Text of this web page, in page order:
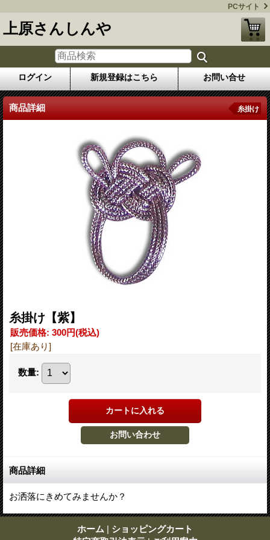
PCサイト
上原さんしんや
ログイン 新規登録はこちら お問い合せ
商品詳細 糸掛け
糸掛け【紫】
販売価格: 300円(税込)
[在庫あり]
数量:
商品詳細
お洒落にきめてみませんか？
ホーム | ショッピングカート